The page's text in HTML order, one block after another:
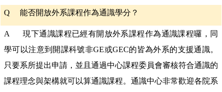
Q 能否開放外系課程作為通識學分？
A 現下通識課程已經有開放外系課程作為通識課程囉，同
學可以注意到開課科號非GE或GEC的皆為外系的支援通識。
只要系所提出申請，並且通過中心課程委員會審核符合通識的
課程理念與架構就可以算通識課程。通識中心非常歡迎各院系